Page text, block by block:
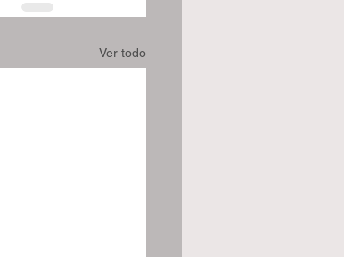
Ver todo